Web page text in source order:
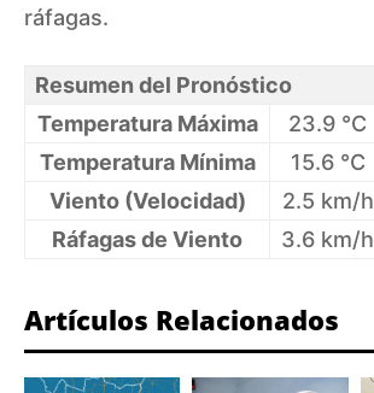
ráfagas.
Resumen del Pronóstico
Temperatura Máxima
23.9 °C
Temperatura Mínima
15.6 °C
Viento (Velocidad)
2.5 km/h
Ráfagas de Viento
3.6 km/h
Artículos Relacionados